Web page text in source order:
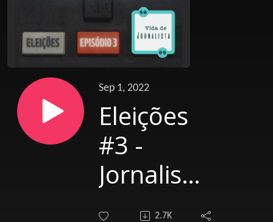
Sep 1, 2022
Eleições
#3 -
Jornalismo
pelo
2.7K